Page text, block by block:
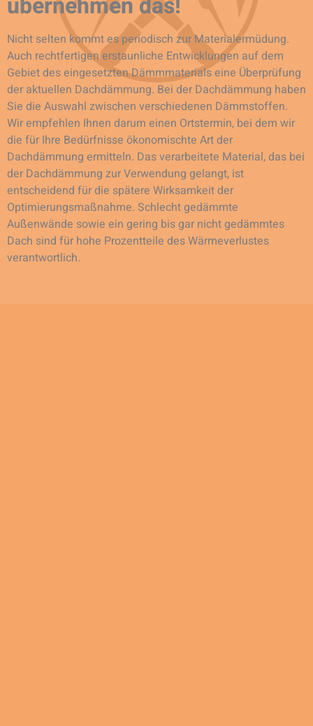
Nicht selten kommt es periodisch zur Materialermüdung.
Auch rechtfertigen erstaunliche Entwicklungen auf dem
Gebiet des eingesetzten Dämmmaterials eine Überprüfung
der aktuellen Dachdämmung. Bei der Dachdämmung haben
Sie die Auswahl zwischen verschiedenen Dämmstoffen.
Wir empfehlen Ihnen darum einen Ortstermin, bei dem wir
die für Ihre Bedürfnisse ökonomischte Art der
Dachdämmung ermitteln. Das verarbeitete Material, das bei
der Dachdämmung zur Verwendung gelangt, ist
entscheidend für die spätere Wirksamkeit der
Optimierungsmaßnahme. Schlecht gedämmte
Außenwände sowie ein gering bis gar nicht gedämmtes
Dach sind für hohe Prozentteile des Wärmeverlustes
verantwortlich.